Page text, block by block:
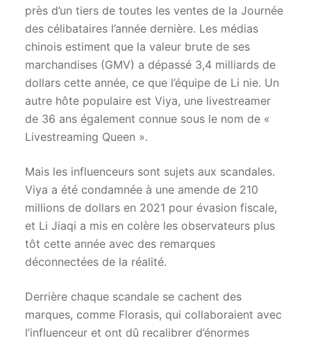
près d’un tiers de toutes les ventes de la Journée
des célibataires l’année dernière. Les médias
chinois estiment que la valeur brute de ses
marchandises (GMV) a dépassé 3,4 milliards de
dollars cette année, ce que l’équipe de Li nie. Un
autre hôte populaire est Viya, une livestreamer
de 36 ans également connue sous le nom de «
Livestreaming Queen ».
Mais les influenceurs sont sujets aux scandales.
Viya a été condamnée à une amende de 210
millions de dollars en 2021 pour évasion fiscale,
et Li Jiaqi a mis en colère les observateurs plus
tôt cette année avec des remarques
déconnectées de la réalité.
Derrière chaque scandale se cachent des
marques, comme Florasis, qui collaboraient avec
l’influenceur et ont dû recalibrer d’énormes